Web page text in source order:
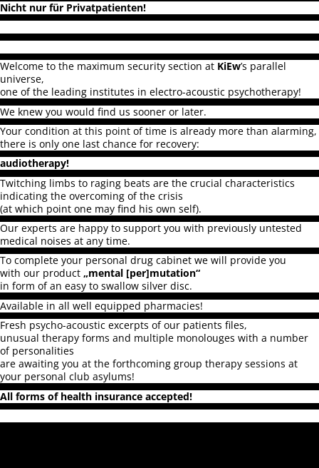
Nicht nur für Privatpatienten!
Welcome to the maximum security section at KiEw’s parallel
universe,
one of the leading institutes in electro-acoustic psychotherapy!
We knew you would find us sooner or later.
Your condition at this point of time is already more than alarming,
there is only one last chance for recovery:
audiotherapy!
Twitching limbs to raging beats are the crucial characteristics
indicating the overcoming of the crisis
(at which point one may find his own self).
Our experts are happy to support you with previously untested
medical noises at any time.
To complete your personal drug cabinet we will provide you
with our product „mental [per]mutation“
in form of an easy to swallow silver disc.
Available in all well equipped pharmacies!
Fresh psycho-acoustic excerpts of our patients files,
unusual therapy forms and multiple monolouges with a number
of personalities
are awaiting you at the forthcoming group therapy sessions at
your personal club asylums!
All forms of health insurance accepted!